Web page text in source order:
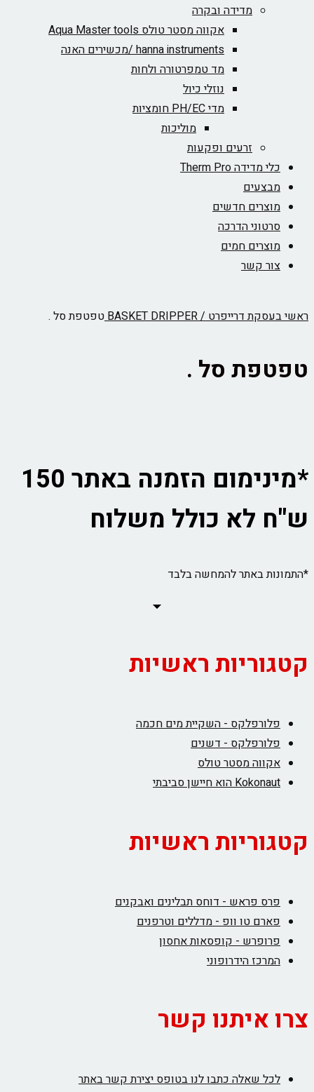
מדידה ובקרה
אקווה מסטר טולס Aqua Master tools
hanna instruments /מכשירים האנה
מד טמפרטורה ולחות
נוזלי כיול
מדי PH/EC חומציות
מוליכות
זרעים ופקעות
כלי מדידה Therm Pro
מבצעים
מוצרים חדשים
סרטוני הדרכה
מוצרים חמים
צור קשר
ראשיבעסקת דרייפרט / BASKET DRIPPER טפטפת סל .
טפטפת סל .
*מינימום הזמנה באתר 150
ש"ח לא כולל משלוח
*התמונות באתר להמחשה בלבד
קטגוריות ראשיות
פלורפלקס - השקיית מים חכמה
פלורפלקס - דשנים
אקווה מסטר טולס
Kokonaut הוא חיישן סביבתי
קטגוריות ראשיות
פרס פראש - דוחס תבלינים ואבקנים
פארם טו וופ - מדללים וטרפנים
פרופרש - קופסאות אחסון
המרכז הידרופוני
צרו איתנו קשר
לכל שאלה כתבו לנו בטופס יצירת קשר באתר